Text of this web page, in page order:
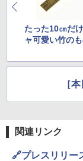
たった10㎝だ
ャ可愛い竹の
［
関連リンク
🔗プレスリリー